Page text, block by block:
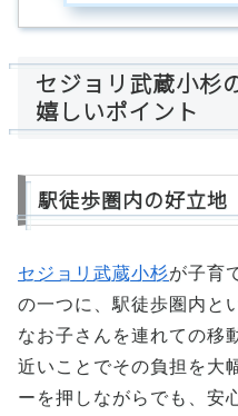
セジョリ武蔵小杉
嬉しいポイント
駅徒歩圏内の好立地
セジョリ武蔵小杉が子育
の一つに、駅徒歩圏内と
なお子さんを連れての移
近いことでその負担を大
ーを押しながらでも、安